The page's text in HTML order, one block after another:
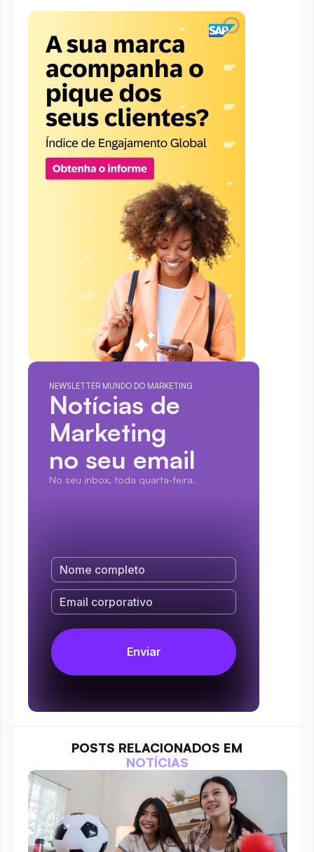
NEWSLETTER MUNDO DO MARKETING
Notícias de
Marketing
no seu email
No seu inbox, toda quarta-feira.
POSTS RELACIONADOS EM
NOTÍCIAS